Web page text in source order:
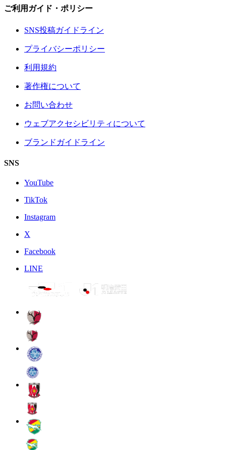
ご利用ガイド・ポリシー
SNS投稿ガイドライン
プライバシーポリシー
利用規約
著作権について
お問い合わせ
ウェブアクセシビリティについて
ブランドガイドライン
SNS
YouTube
TikTok
Instagram
X
Facebook
LINE